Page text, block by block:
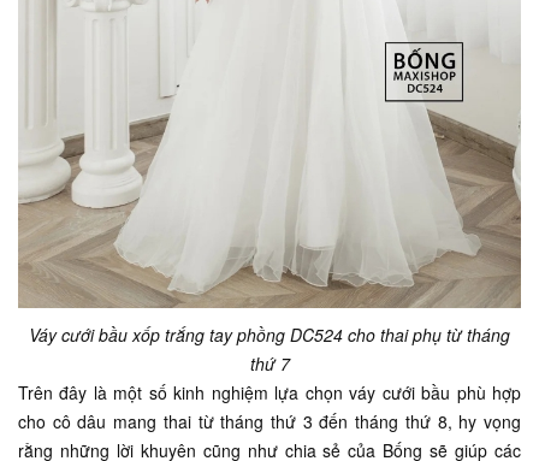
Váy cưới bầu xốp trắng tay phồng DC524 cho thai phụ từ tháng
thứ 7
Trên đây là một số kinh nghiệm lựa chọn váy cưới bầu phù hợp
cho cô dâu mang thai từ tháng thứ 3 đến tháng thứ 8, hy vọng
rằng những lời khuyên cũng như chia sẻ của Bống sẽ giúp các